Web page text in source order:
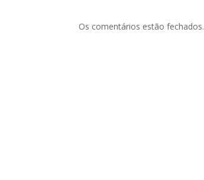
Os comentários estão fechados.